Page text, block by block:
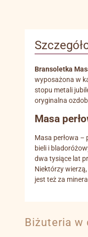
Bransoletka
wyposażona w
stopu metali
oryginalna
Masa
Masa perłowa –
bieli i
dwa tysiące lat
Niektórzy
jest też za
Biżuteria w